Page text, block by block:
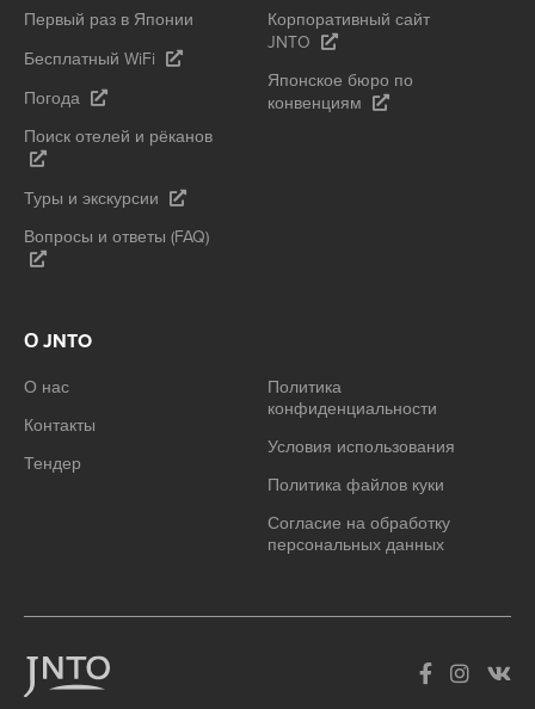
Первый раз в Японии
Бесплатный WiFi
Погода
Поиск отелей и рёканов
Туры и экскурсии
Вопросы и ответы (FAQ)
Корпоративный сайт
JNTO
Японское бюро по
конвенциям
О JNTO
О нас
Контакты
Тендер
Политика
конфиденциальности
Условия использования
Политика файлов куки
Согласие на обработку
персональных данных